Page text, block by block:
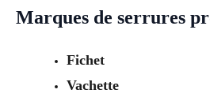
Marques de serrures
Fichet
Vachette